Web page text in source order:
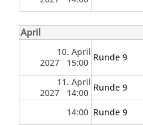
April
10. April
2027 15:00 Runde 9
11. April
2027 14:00 Runde 9
14:00 Runde 9